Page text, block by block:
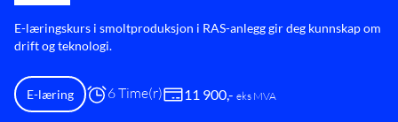
E-læringskurs i smoltproduksjon i RAS-anlegg gir deg kunnskap om
drift og teknologi.
E-læring 6 Time(r) 11 900,- eks MVA